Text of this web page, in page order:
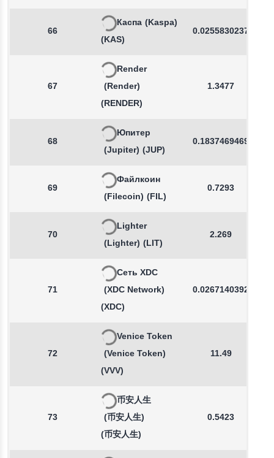
66
Каспа (Kaspa)
(KAS)
0.0255830237
67
Render
(Render)
(RENDER)
1.3477
68
Юпитер
(Jupiter) (JUP)
0.1837469469
69
Файлкоин
(Filecoin) (FIL)
0.7293
70
Lighter
(Lighter) (LIT)
2.269
71
Сеть XDC
(XDC Network)
(XDC)
0.0267140392
72
Venice Token
(Venice Token)
(VVV)
11.49
73
币安人生
(币安人生)
(币安人生)
0.5423